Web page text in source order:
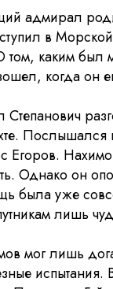
адмирал
в
том, каким был
когда он
Степанович
Послышался
Егоров.
Однако он
была уже
лишь
мог лишь
испытания.